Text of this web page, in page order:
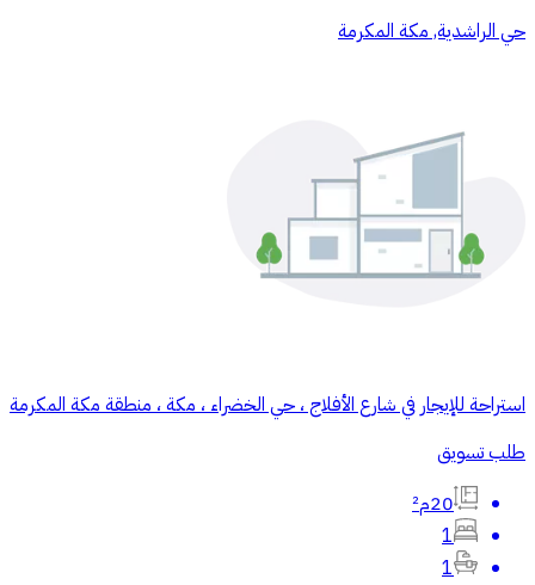
حي الراشدية, مكة المكرمة
استراحة للإيجار في شارع الأفلاج ، حي الخضراء ، مكة ، منطقة مكة المكرمة
طلب تسويق
20م²
1
1